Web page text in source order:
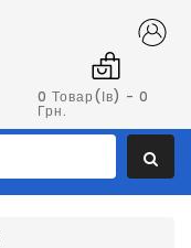
0 Товар(ів) - 0
Грн.